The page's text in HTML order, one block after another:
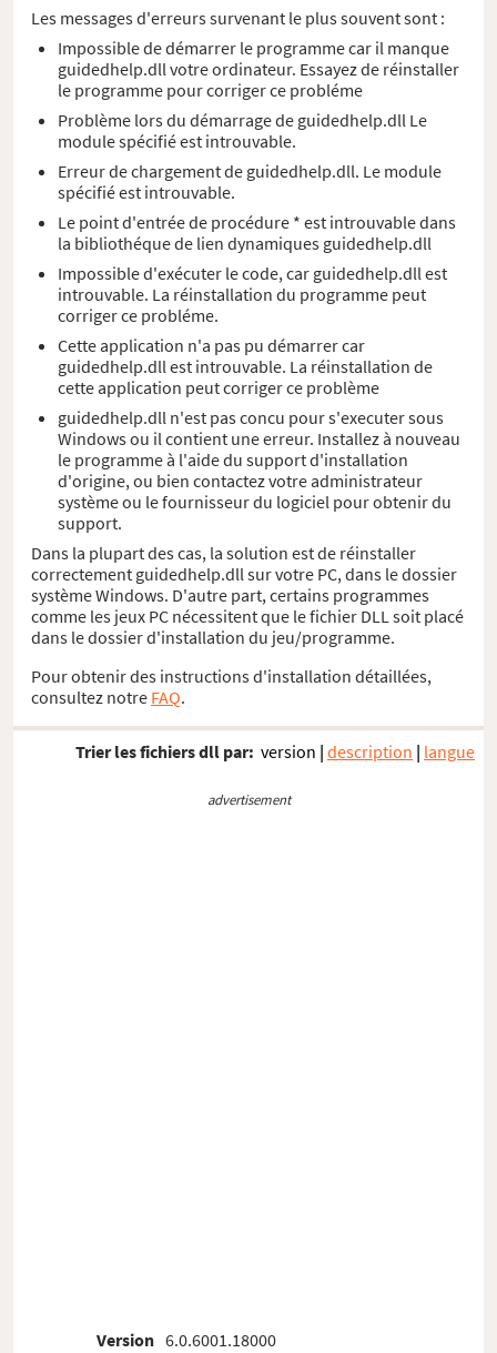
Les messages d'erreurs survenant le plus souvent sont :
Impossible de démarrer le programme car il manque
guidedhelp.dll votre ordinateur. Essayez de réinstaller
le programme pour corriger ce probléme
Problème lors du démarrage de guidedhelp.dll Le
module spécifié est introuvable.
Erreur de chargement de guidedhelp.dll. Le module
spécifié est introuvable.
Le point d'entrée de procédure * est introuvable dans
la bibliothéque de lien dynamiques guidedhelp.dll
Impossible d'exécuter le code, car guidedhelp.dll est
introuvable. La réinstallation du programme peut
corriger ce probléme.
Cette application n'a pas pu démarrer car
guidedhelp.dll est introuvable. La réinstallation de
cette application peut corriger ce problème
guidedhelp.dll n'est pas concu pour s'executer sous
Windows ou il contient une erreur. Installez à nouveau
le programme à l'aide du support d'installation
d'origine, ou bien contactez votre administrateur
système ou le fournisseur du logiciel pour obtenir du
support.
Dans la plupart des cas, la solution est de réinstaller
correctement guidedhelp.dll sur votre PC, dans le dossier
système Windows. D'autre part, certains programmes
comme les jeux PC nécessitent que le fichier DLL soit placé
dans le dossier d'installation du jeu/programme.
Pour obtenir des instructions d'installation détaillées,
consultez notre FAQ.
Trier les fichiers dll par: version | description | langue
advertisement
Version 6.0.6001.18000